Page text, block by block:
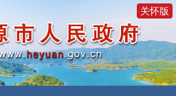
关怀版